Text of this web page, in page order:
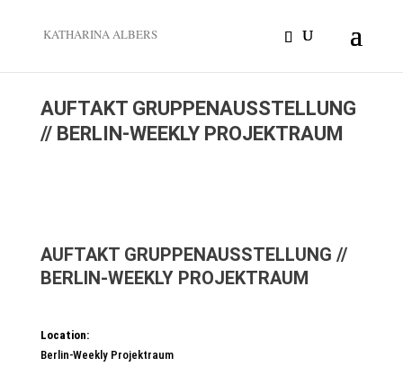
KATHARINA ALBERS
AUFTAKT GRUPPENAUSSTELLUNG
// BERLIN-WEEKLY PROJEKTRAUM
AUFTAKT GRUPPENAUSSTELLUNG //
BERLIN-WEEKLY PROJEKTRAUM
Location:
Berlin-Weekly Projektraum